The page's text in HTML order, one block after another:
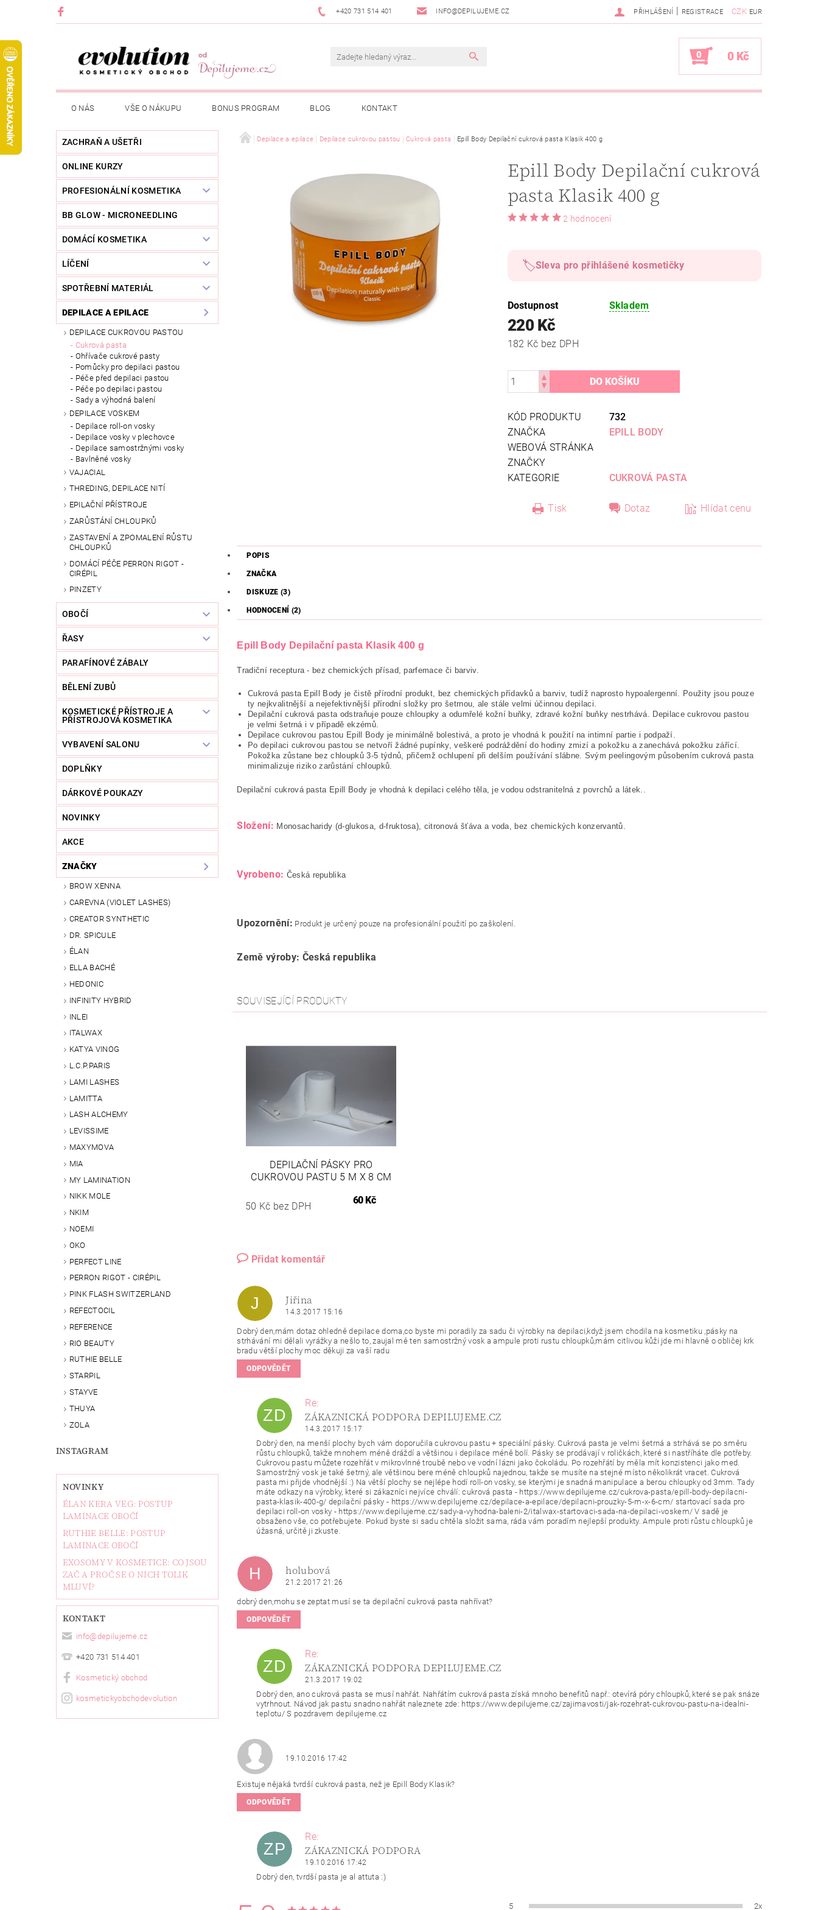
+420 731 514 401 INFO@DEPILUJEME.CZ CZK EUR
PŘIHLÁŠENÍ | REGISTRACE
0 0 Kč
O NÁS VŠE O NÁKUPU BONUS PROGRAM BLOG KONTAKT
ZACHRAŇ A UŠETŘI
ONLINE KURZY
PROFESIONÁLNÍ KOSMETIKA
BB GLOW - MICRONEEDLING
DOMÁCÍ KOSMETIKA
LÍČENÍ
SPOTŘEBNÍ MATERIÁL
DEPILACE A EPILACE
DEPILACE CUKROVOU PASTOU
Cukrová pasta
Ohřívače cukrové pasty
Pomůcky pro depilaci pastou
Péče před depilaci pastou
Péče po depilaci pastou
Sady a výhodná balení
DEPILACE VOSKEM
Depilace roll-on vosky
Depilace vosky v plechovce
Depilace samostržnými vosky
Bavlněné vosky
VAJACIAL
THREDING, DEPILACE NITÍ
EPILAČNÍ PŘÍSTROJE
ZARŮSTÁNÍ CHLOUPKŮ
ZASTAVENÍ A ZPOMALENÍ RŮSTU
CHLOUPKŮ
DOMÁCÍ PÉČE PERRON RIGOT -
CIRÉPIL
PINZETY
OBOČÍ
ŘASY
PARAFÍNOVÉ ZÁBALY
BĚLENÍ ZUBŮ
KOSMETICKÉ PŘÍSTROJE A
PŘÍSTROJOVÁ KOSMETIKA
VYBAVENÍ SALONU
DOPLŇKY
DÁRKOVÉ POUKAZY
NOVINKY
AKCE
ZNAČKY
BROW XENNA
CAREVNA (VIOLET LASHES)
CREATOR SYNTHETIC
DR. SPICULE
ÉLAN
ELLA BACHÉ
HEDONIC
INFINITY HYBRID
INLEI
ITALWAX
KATYA VINOG
L.C.P.PARIS
LAMI LASHES
LAMITTA
LASH ALCHEMY
LEVISSIME
MAXYMOVA
MIA
MY LAMINATION
NIKK MOLE
NKIM
NOEMI
OKO
PERFECT LINE
PERRON RIGOT - CIRÉPIL
PINK FLASH SWITZERLAND
REFECTOCIL
REFERENCE
RIO BEAUTY
RUTHIE BELLE
STARPIL
STAYVE
THUYA
ZOLA
INSTAGRAM
NOVINKY
ÉLAN KERA VEG: POSTUP
LAMINACE OBOČÍ
RUTHIE BELLE: POSTUP
LAMINACE OBOČÍ
EXOSOMY V KOSMETICE: CO JSOU
ZAČ A PROČ SE O NICH TOLIK
MLUVÍ?
KONTAKT
info@depilujeme.cz
+420 731 514 401
Kosmetický obchod
kosmetickyobchodevolution
Depilace a epilace Depilace cukrovou pastou Cukrová pasta Epill Body Depilační cukrová pasta Klasik 400 g
Epill Body Depilační cukrová
pasta Klasik 400 g
2 hodnocení
🏷️Sleva pro přihlášené kosmetičky
Dostupnost Skladem
220 Kč
182 Kč bez DPH
KÓD PRODUKTU
732
ZNAČKA
EPILL BODY
WEBOVÁ STRÁNKA
ZNAČKY
KATEGORIE
CUKROVÁ PASTA
Tisk Dotaz Hlídat cenu
POPIS
ZNAČKA
DISKUZE (3)
HODNOCENÍ (2)
Epill Body Depilační pasta Klasik 400 g
Tradiční receptura - bez chemických přísad, parfemace či barviv.
Cukrová pasta Epill Body je čistě přírodní produkt, bez chemických přídavků a barviv, tudíž naprosto hypoalergenní. Použity jsou pouze
ty nejkvalitnější a nejefektivnější přírodní složky pro šetrnou, ale stále velmi účinnou depilaci.
Depilační cukrová pasta odstraňuje pouze chloupky a odumřelé kožní buňky, zdravé kožní buňky nestrhává. Depilace cukrovou pastou
je velmi šetrná i v případě ekzémů.
Depilace cukrovou pastou Epill Body je minimálně bolestivá, a proto je vhodná k použití na intimní partie i podpaží.
Po depilaci cukrovou pastou se netvoří žádné pupínky, veškeré podráždění do hodiny zmizí a pokožku a zanechává pokožku zářící.
Pokožka zůstane bez chloupků 3-5 týdnů, přičemž ochlupení při delším používání slábne. Svým peelingovým působením cukrová pasta
minimalizuje riziko zarůstání chloupků.
Depilační cukrová pasta Epill Body je vhodná k depilaci celého těla, je vodou odstranitelná z povrchů a látek..
Složení: Monosacharidy (d-glukosa, d-fruktosa), citronová šťáva a voda, bez chemických konzervantů.
Vyrobeno: Česká republika
Upozornění: Produkt je určený pouze na profesionální použití po zaškolení.
Země výroby: Česká republika
SOUVISEJÍCÍ PRODUKTY
DEPILAČNÍ PÁSKY PRO
CUKROVOU PASTU 5 M X 8 CM
50 Kč bez DPH
60 Kč
Přidat komentář
J Jiřina
14.3.2017 15:16
Dobrý den,mám dotaz ohledně depilace doma,co byste mi poradily za sadu či výrobky na depilaci,když jsem chodila na kosmetiku ,pásky na
strhávání mi dělali vyrážky a nešlo to, zaujal mě ten samostržný vosk a ampule proti rustu chloupků,mám citlivou kůži jde mi hlavně o obličej krk
bradu větší plochy moc děkuji za vaší radu
ODPOVĚDĚT
ZD
Re:
ZÁKAZNICKÁ PODPORA DEPILUJEME.CZ
14.3.2017 15:17
Dobrý den, na menší plochy bych vám doporučila cukrovou pastu + speciální pásky. Cukrová pasta je velmi šetrná a strhává se po směru
růstu chloupků, takže mnohem méně dráždí a většinou i depilace méně bolí. Pásky se prodávají v roličkách, které si nastříháte dle potřeby.
Cukrovou pastu můžete rozehřát v mikrovlnné troubě nebo ve vodní lázni jako čokoládu. Po rozehřátí by měla mít konzistenci jako med.
Samostržný vosk je také šetrný, ale většinou bere méně chloupků najednou, takže se musíte na stejné místo několikrát vracet. Cukrová
pasta mi přijde vhodnější :) Na větší plochy se nejlépe hodí roll-on vosky, se kterými je snadná manipulace a berou chloupky od 3mm. Tady
máte odkazy na výrobky, které si zákazníci nejvíce chválí: cukrová pasta - https://www.depilujeme.cz/cukrova-pasta/epill-body-depilacni-
pasta-klasik-400-g/ depilační pásky - https://www.depilujeme.cz/depilace-a-epilace/depilacni-prouzky-5-m-x-6-cm/ startovací sada pro
depilaci roll-on vosky - https://www.depilujeme.cz/sady-a-vyhodna-baleni-2/italwax-startovaci-sada-na-depilaci-voskem/ V sadě je
obsaženo vše, co potřebujete. Pokud byste si sadu chtěla složit sama, ráda vám poradím nejlepší produkty. Ampule proti růstu chloupků je
úžasná, určitě ji zkuste.
H holubová
21.2.2017 21:26
dobrý den,mohu se zeptat musí se ta depilační cukrová pasta nahřívat?
ODPOVĚDĚT
ZD
Re:
ZÁKAZNICKÁ PODPORA DEPILUJEME.CZ
21.3.2017 19:02
Dobrý den, ano cukrová pasta se musí nahřát. Nahřátím cukrová pasta získá mnoho benefitů např.: otevírá póry chloupků, které se pak snáze
vytrhnout. Návod jak pastu snadno nahřát naleznete zde: https://www.depilujeme.cz/zajimavosti/jak-rozehrat-cukrovou-pastu-na-idealni-
teplotu/ S pozdravem depilujeme.cz
19.10.2016 17:42
Existuje nějaká tvrdší cukrová pasta, než je Epill Body Klasik?
ODPOVĚDĚT
ZP
Re:
ZÁKAZNICKÁ PODPORA
19.10.2016 17:42
Dobrý den, tvrdší pasta je al attuta :)
5
2x